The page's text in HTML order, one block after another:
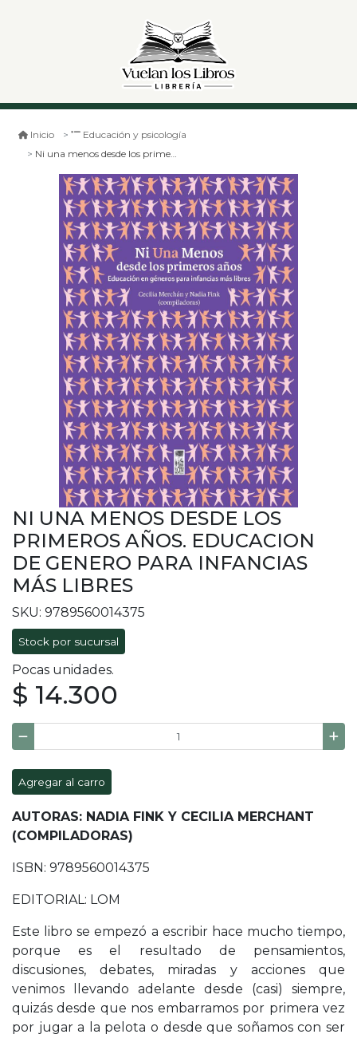
Inicio
Educación y psicología
Ni una menos desde los primeros años. educacion de genero para infancias más libres
NI UNA MENOS DESDE LOS
PRIMEROS AÑOS. EDUCACION
DE GENERO PARA INFANCIAS
MÁS LIBRES
SKU: 9789560014375
Stock por sucursal
Pocas unidades.
$ 14.300
Agregar al carro
AUTORAS: NADIA FINK Y CECILIA MERCHANT
(COMPILADORAS)
ISBN: 9789560014375
EDITORIAL: LOM
Este libro se empezó a escribir hace mucho ­tiempo,
porque es el resultado de pensamientos,
discusiones, debates, miradas y acciones que
venimos llevando adelante desde (casi) siempre,
quizás desde que nos embarramos por primera vez
por jugar a la pelota o desde que soñamos con ser